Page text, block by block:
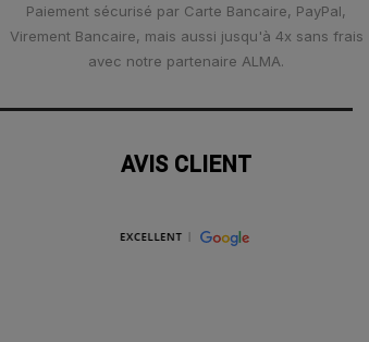
Paiement sécurisé par Carte Bancaire, PayPal,
Virement Bancaire, mais aussi jusqu'à 4x sans frais
avec notre partenaire ALMA.
AVIS CLIENT